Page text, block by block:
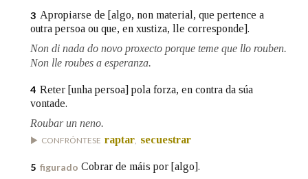
OUTRAS OPCIÓNS DE BUSCA
Marcas gramaticais
Pertence a
LIMPAR
3 Apropiarse de [algo, non material, que pertence a
outra persoa ou que, en xustiza, lle corresponde].
Non di nada do novo proxecto porque teme que llo rouben.
Non lle roubes a esperanza.
4 Reter [unha persoa] pola forza, en contra da súa
vontade.
Roubar un neno.
CONFRÓNTESE raptar secuestrar
5 figurado Cobrar de máis por [algo].